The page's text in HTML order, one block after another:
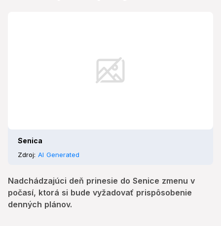
Senica
Zdroj: AI Generated
Nadchádzajúci deň prinesie do Senice zmenu v
počasí, ktorá si bude vyžadovať prispôsobenie
denných plánov.